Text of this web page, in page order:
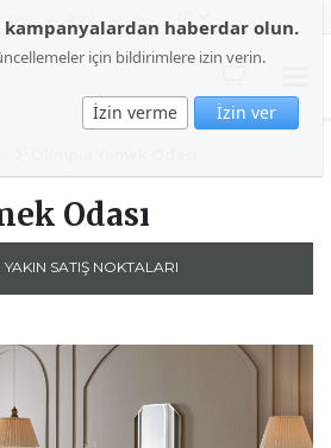
kampanyalardan haberdar olun.
için bildirimlere izin verin.
İzin verme İzin ver
Odası
YAKIN SATIŞ NOKTALARI